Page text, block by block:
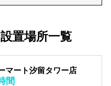
置場所一覧
マート汐留タワー店
間